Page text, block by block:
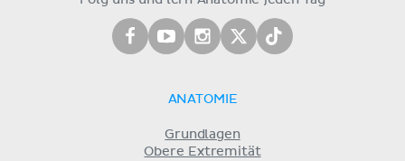
ANATOMIE
Grundlagen
Obere Extremität